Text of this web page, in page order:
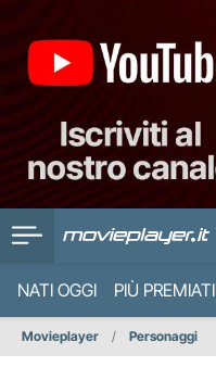
NATI OGGI PIÙ PREMIATI
Movieplayer Personaggi